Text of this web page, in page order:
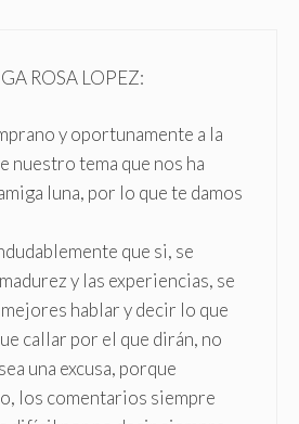
ROSA LOPEZ:
y oportunamente a la
nuestro tema que nos ha
luna, por lo que te damos
que si, se
y las experiencias, se
hablar y decir lo que
callar por el que dirán, no
una excusa, porque
los comentarios siempre